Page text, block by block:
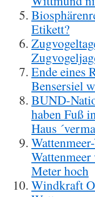
Etikett?
Ende eines
Bensersiel
BUND-
haben Fuß
Haus
Meter hoch
Windkraft